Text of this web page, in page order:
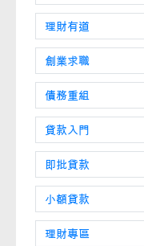
理財有道
創業求職
債務重組
貸款入門
即批貸款
小額貸款
理財專區